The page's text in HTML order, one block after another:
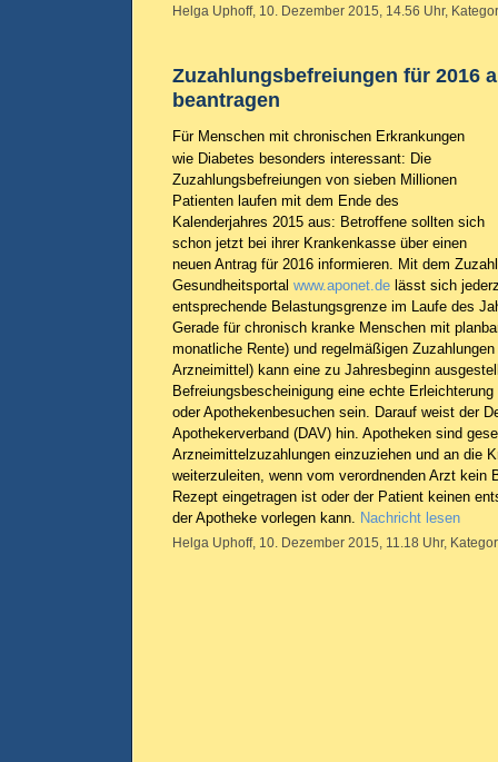
Helga Uphoff, 10. Dezember 2015, 14.56 Uhr,
Zuzahlungsbefreiungen für 2016
beantragen
Für Menschen mit chronischen Erkrankungen
wie Diabetes besonders interessant: Die
Zuzahlungsbefreiungen von sieben Millionen
Patienten laufen mit dem Ende des
Kalenderjahres 2015 aus: Betroffene sollten sich
schon jetzt bei ihrer Krankenkasse über einen
neuen Antrag für 2016 informieren. Mit dem
Gesundheitsportal www.aponet.de lässt sich
entsprechende Belastungsgrenze im Laufe des
Gerade für chronisch kranke Menschen mit
monatliche Rente) und regelmäßigen
Arzneimittel) kann eine zu Jahresbeginn
Befreiungsbescheinigung eine echte
oder Apothekenbesuchen sein. Darauf weist der
Apothekerverband (DAV) hin. Apotheken sind
Arzneimittelzuzahlungen einzuziehen und an die
weiterzuleiten, wenn vom verordnenden Arzt kein
Rezept eingetragen ist oder der Patient keinen
der Apotheke vorlegen kann. Nachricht lesen
Helga Uphoff, 10. Dezember 2015, 11.18 Uhr,